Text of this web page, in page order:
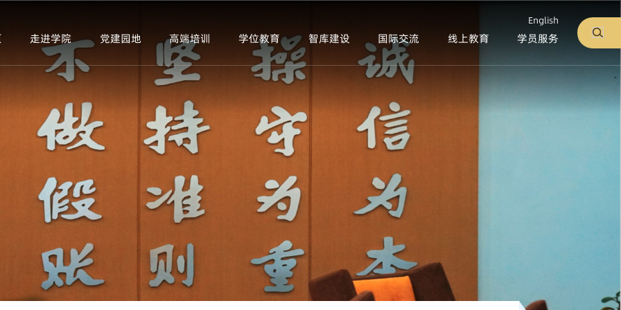
English
走进学院 党建园地 高端培训 学位教育 智库建设 国际交流 线上教育 学员服务